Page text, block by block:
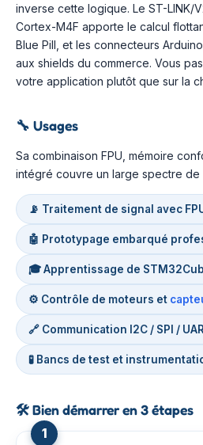
inverse cette logique. Le ST-LINK/
Cortex-M4F apporte le calcul
Blue Pill, et les connecteurs
aux shields du commerce. Vous
votre application plutôt que sur la
🔧 Usages
Sa combinaison FPU, mémoire
intégré couvre un large spectre de
📡 Traitement de signal avec
🤖 Prototypage embarqué
🎓 Apprentissage de
⚙️ Contrôle de moteurs et
🔗 Communication I2C / SPI /
🧪 Bancs de test et
🛠️Bien démarrer en 3 étapes